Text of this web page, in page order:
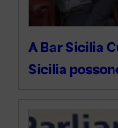
A Bar Sicilia
Sicilia